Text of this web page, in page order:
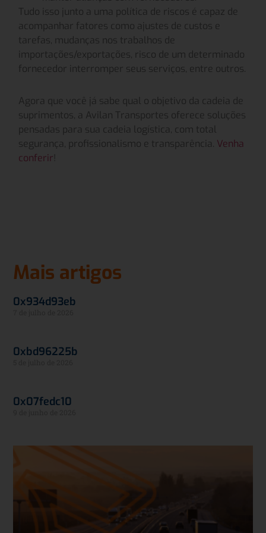
Tudo isso junto a uma política de riscos é capaz de
acompanhar fatores como ajustes de custos e
tarefas, mudanças nos trabalhos de
importações/exportações, risco de um determinado
fornecedor interromper seus serviços, entre outros.
Agora que você já sabe qual o objetivo da cadeia de
suprimentos, a Avilan Transportes oferece soluções
pensadas para sua cadeia logística, com total
segurança, profissionalismo e transparência. Venha
conferir
Mais artigos
0x934d93eb
0xbd96225b
0x07fedc10